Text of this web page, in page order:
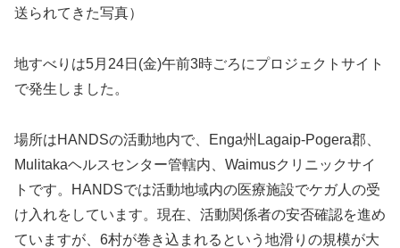
送られてきた写真）
地すべりは5月24日(金)午前3時ごろにプロジェクトサイト
で発生しました。
場所はHANDSの活動地内で、Enga州Lagaip-Pogera郡、
Mulitakaヘルスセンター管轄内、Waimusクリニックサイ
トです。HANDSでは活動地域内の医療施設でケガ人の受
け入れをしています。現在、活動関係者の安否確認を進め
ていますが、6村が巻き込まれるという地滑りの規模が大